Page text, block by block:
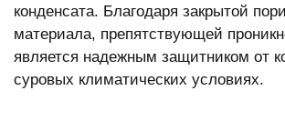
конденсата. Благодаря закрытой
материала, препятствующей
является надежным защитником от
суровых климатических условиях.